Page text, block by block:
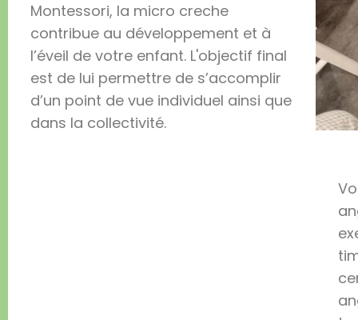
Montessori, la micro creche
contribue au développement et à
l’éveil de votre enfant. L'objectif final
est de lui permettre de s’accomplir
d’un point de vue individuel ainsi que
dans la collectivité.